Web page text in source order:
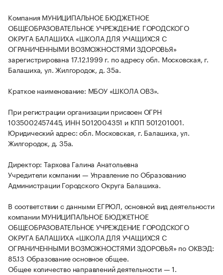
Компания МУНИЦИПАЛЬНОЕ БЮДЖЕТНОЕ
ОБЩЕОБРАЗОВАТЕЛЬНОЕ УЧРЕЖДЕНИЕ ГОРОДСКОГО
ОКРУГА БАЛАШИХА «ШКОЛА ДЛЯ УЧАЩИХСЯ С
ОГРАНИЧЕННЫМИ ВОЗМОЖНОСТЯМИ ЗДОРОВЬЯ»
зарегистрирована 17.12.1999 г. по адресу обл. Московская, г.
Балашиха, ул. Жилгородок, д. 35а.
Краткое наименование: МБОУ «ШКОЛА ОВЗ».
При регистрации организации присвоен ОГРН
1035002457445, ИНН 5012004351 и КПП 501201001.
Юридический адрес: обл. Московская, г. Балашиха, ул.
Жилгородок, д. 35а.
Директор: Тархова Галина Анатольевна
Учредители компании — Управление по Образованию
Администрации Городского Округа Балашиха.
В соответствии с данными ЕГРЮЛ, основной вид деятельности
компании МУНИЦИПАЛЬНОЕ БЮДЖЕТНОЕ
ОБЩЕОБРАЗОВАТЕЛЬНОЕ УЧРЕЖДЕНИЕ ГОРОДСКОГО
ОКРУГА БАЛАШИХА «ШКОЛА ДЛЯ УЧАЩИХСЯ С
ОГРАНИЧЕННЫМИ ВОЗМОЖНОСТЯМИ ЗДОРОВЬЯ» по ОКВЭД:
85.13 Образование основное общее.
Общее количество направлений деятельности — 1.